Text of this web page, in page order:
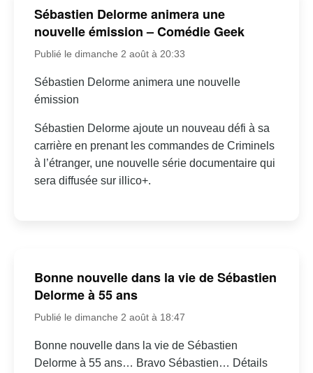
Sébastien Delorme animera une
nouvelle émission – Comédie Geek
Publié le dimanche 2 août à 20:33
Sébastien Delorme animera une nouvelle
émission
Sébastien Delorme ajoute un nouveau défi à sa
carrière en prenant les commandes de Criminels
à l’étranger, une nouvelle série documentaire qui
sera diffusée sur illico+.
Bonne nouvelle dans la vie de Sébastien
Delorme à 55 ans
Publié le dimanche 2 août à 18:47
Bonne nouvelle dans la vie de Sébastien
Delorme à 55 ans… Bravo Sébastien… Détails